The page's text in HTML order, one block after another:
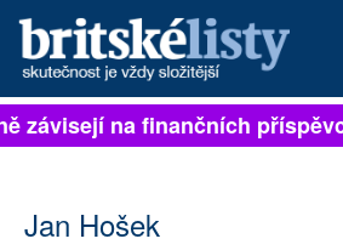
PŘIHLÁSIT
ARCHIV
závisejí na finančních
Jan Hošek